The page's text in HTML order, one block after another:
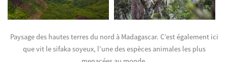
Paysage des hautes terres du nord à Madagascar. C’est également ici
que vit le sifaka soyeux, l’une des espèces animales les plus